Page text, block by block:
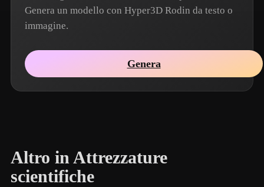
Genera un modello con Hyper3D Rodin da testo o
immagine.
Genera
Altro in Attrezzature
scientifiche